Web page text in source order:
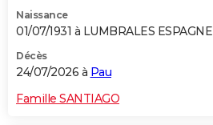
Naissance
01/07/1931 à LUMBRALES ESPAGNE
Décès
24/07/2026 à Pau
Famille SANTIAGO